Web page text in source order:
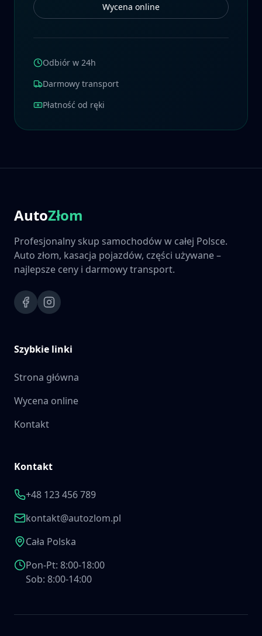
Wycena online
Odbiór w 24h
Darmowy transport
Płatność od ręki
AutoZłom
Profesjonalny skup samochodów w całej Polsce.
Auto złom, kasacja pojazdów, części używane –
najlepsze ceny i darmowy transport.
Szybkie linki
Strona główna
Wycena online
Kontakt
Kontakt
+48 123 456 789
kontakt@autozlom.pl
Cała Polska
Pon-Pt: 8:00-18:00
Sob: 8:00-14:00